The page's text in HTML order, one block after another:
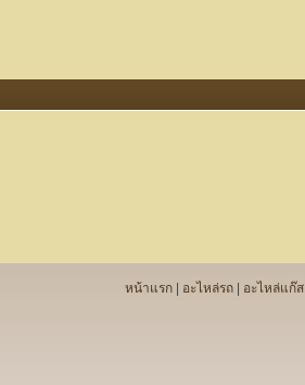
หน้าแรก อะไหล่รถ อะไหล่แก๊ส